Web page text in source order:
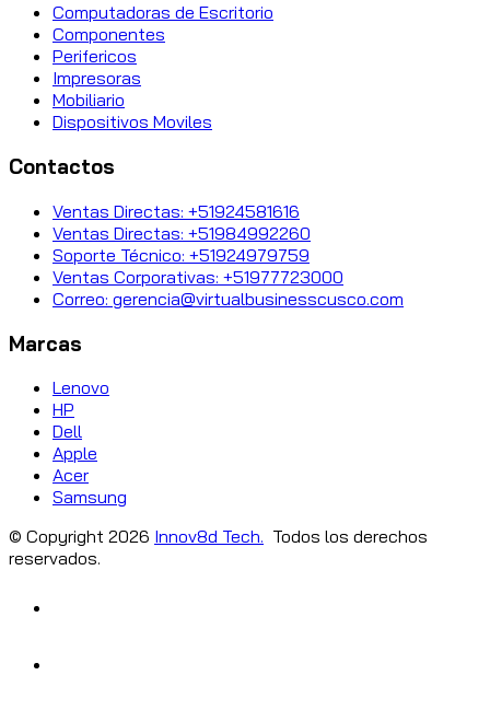
Computadoras de Escritorio
Componentes
Perifericos
Impresoras
Mobiliario
Dispositivos Moviles
Contactos
Ventas Directas: +51924581616
Ventas Directas: +51984992260
Soporte Técnico: +51924979759
Ventas Corporativas: +51977723000
Correo: gerencia@virtualbusinesscusco.com
Marcas
Lenovo
HP
Dell
Apple
Acer
Samsung
© Copyright 2026 Innov8d Tech. Todos los derechos
reservados.